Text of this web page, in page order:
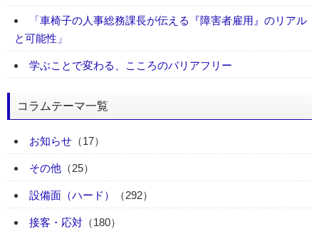
「車椅子の人事総務課長が伝える『障害者雇用』のリアル
と可能性」
学ぶことで変わる、こころのバリアフリー
コラムテーマ一覧
お知らせ （17）
その他 （25）
設備面（ハード） （292）
接客・応対 （180）